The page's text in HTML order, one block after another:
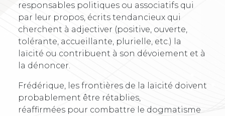
responsables politiques ou associatifs qui
par leur propos, écrits tendancieux qui
cherchent à adjectiver (positive, ouverte,
tolérante, accueillante, plurielle, etc.) la
laïcité ou contribuent à son dévoiement et à
la dénoncer.
Frédérique, les frontières de la laïcité doivent
probablement être rétablies,
réaffirmées pour combattre le dogmatisme